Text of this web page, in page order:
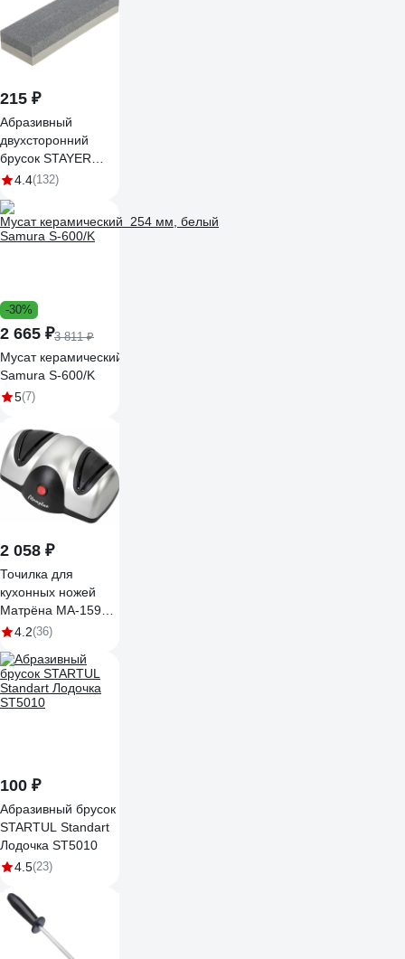
215 ₽
Абразивный
двухсторонний
брусок STAYER
150мм 3572-15
4.4(132)
-30%
2 665 ₽3 811 ₽
Мусат керамический 254 мм, белый
Samura S-600/K
5(7)
2 058 ₽
Точилка для
кухонных ножей
Матрёна MA-159
электрическая 40
4.2(36)
100 ₽
Абразивный брусок
STARTUL Standart
Лодочка ST5010
4.5(23)